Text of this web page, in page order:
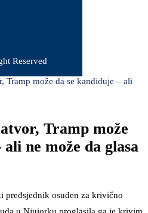
Reserved
Tramp može da se kandiduje – ali
Tramp može
ne može da glasa
predsjednik osuđen za krivično